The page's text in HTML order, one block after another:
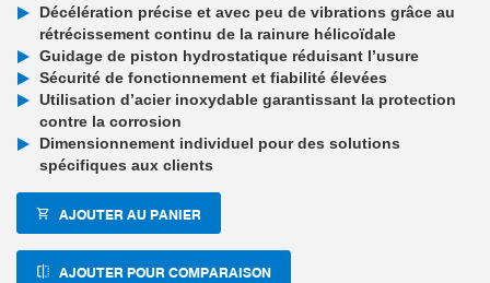
Décélération précise et avec peu de vibrations grâce au
rétrécissement continu de la rainure hélicoïdale
Guidage de piston hydrostatique réduisant l’usure
Sécurité de fonctionnement et fiabilité élevées
Utilisation d’acier inoxydable garantissant la protection
contre la corrosion
Dimensionnement individuel pour des solutions
spécifiques aux clients
AJOUTER AU PANIER
AJOUTER POUR COMPARAISON